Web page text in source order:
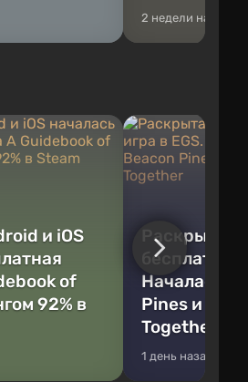
2 недели назад
и iOS
of
92% в
Раскрыта
Началась
Pines и We
Together
1 день назад